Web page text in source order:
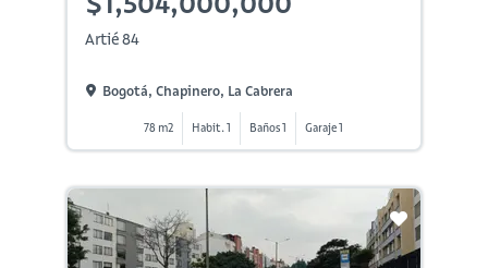
Artié 84
Bogotá, Chapinero, La Cabrera
78 m2 Habit. 1 Baños 1 Garaje 1